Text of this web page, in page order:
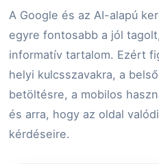
A Google és az AI-alapú
egyre fontosabb a jól
informatív tartalom. Ezért
helyi kulcsszavakra, a
betöltésre, a mobilos
és arra, hogy az oldal
kérdéseire.